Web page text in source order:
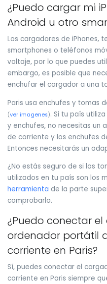
¿Puedo cargar mi
Android u otro
Los cargadores de iPhones,
smartphones o teléfonos
voltaje, por lo que puedes
embargo, es posible que
enchufar el cargador a una
Paris usa enchufes y tomas
(ver imagenes). Si tu país
y enchufes, no necesitas un
de corriente y los enchufes
Entonces necesitarás un
¿No estás seguro de si las
utilizados en tu país son los
herramienta de la parte
comprobarlo.
¿Puedo conectar
ordenador portátil
corriente en Paris?
Sí, puedes conectar el
corriente en Paris siempre